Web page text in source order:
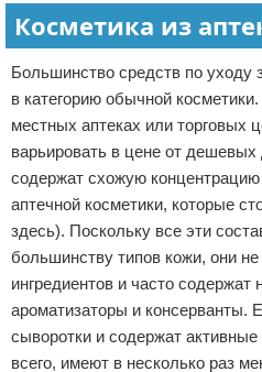
Косметика из
Большинство средств по уходу
в категорию обычной
местных аптеках или торговых
варьировать в цене от
содержат схожую концентрацию
аптечной косметики, которые
здесь). Поскольку все эти
большинству типов кожи, они
ингредиентов и часто содержат
ароматизаторы и консерванты.
сыворотки и содержат
всего, имеют в несколько раз